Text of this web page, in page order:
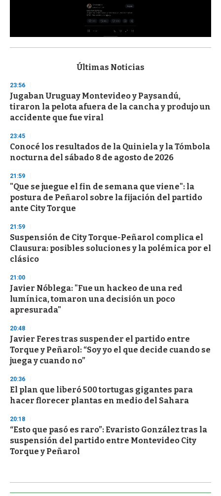
s
d
s
o
f
3
s
e
c
o
d
s
Últimas Noticias
23:56
Jugaban Uruguay Montevideo y Paysandú,
tiraron la pelota afuera de la cancha y produjo un
accidente que fue viral
23:45
Conocé los resultados de la Quiniela y la Tómbola
nocturna del sábado 8 de agosto de 2026
21:59
"Que se juegue el fin de semana que viene": la
postura de Peñarol sobre la fijación del partido
ante City Torque
21:59
Suspensión de City Torque-Peñarol complica el
Clausura: posibles soluciones y la polémica por el
clásico
21:00
Javier Nóblega: "Fue un hackeo de una red
lumínica, tomaron una decisión un poco
apresurada"
20:48
Javier Feres tras suspender el partido entre
Torque y Peñarol: “Soy yo el que decide cuando se
juega y cuando no”
20:36
El plan que liberó 500 tortugas gigantes para
hacer florecer plantas en medio del Sahara
20:18
“Esto que pasó es raro”: Evaristo González tras la
suspensión del partido entre Montevideo City
Torque y Peñarol